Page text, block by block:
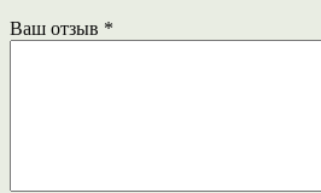
Ваш отзыв *